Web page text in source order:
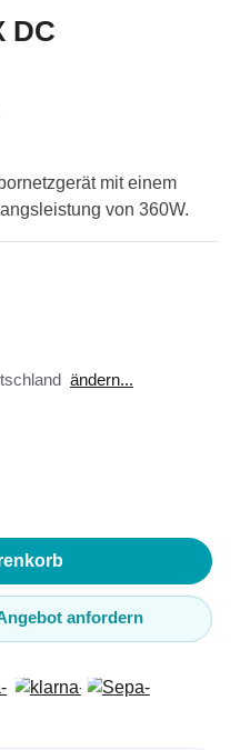
DC
mit einem
von 360W.
ändern...
anfordern